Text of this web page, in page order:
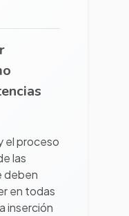
el proceso
las
deben
en todas
inserción